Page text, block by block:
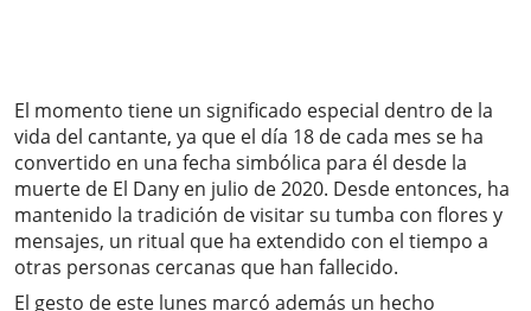
El momento tiene un significado especial dentro de la
vida del cantante, ya que el día 18 de cada mes se ha
convertido en una fecha simbólica para él desde la
muerte de El Dany en julio de 2020. Desde entonces, ha
mantenido la tradición de visitar su tumba con flores y
mensajes, un ritual que ha extendido con el tiempo a
otras personas cercanas que han fallecido.
El gesto de este lunes marcó además un hecho